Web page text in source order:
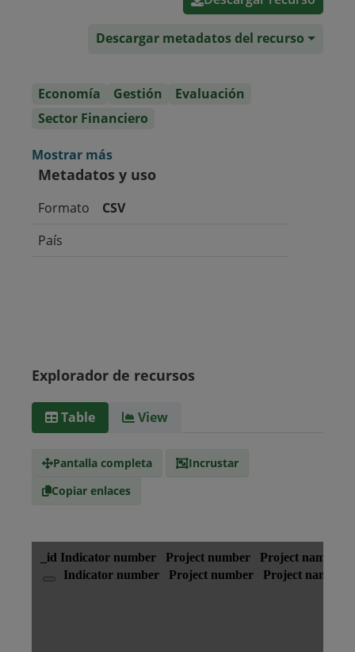
Descargar metadatos del recurso
Economía Gestión
Evaluación
Sector Financiero
Mostrar más
Metadatos y uso
Formato
CSV
País
Explorador de recursos
Table View
Pantalla completa
Incrustar
Copiar enlaces